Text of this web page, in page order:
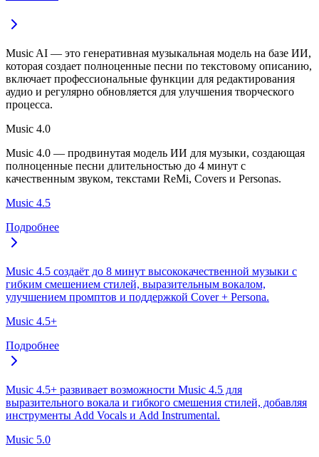
Music AI — это генеративная музыкальная модель на базе ИИ,
которая создает полноценные песни по текстовому описанию,
включает профессиональные функции для редактирования
аудио и регулярно обновляется для улучшения творческого
процесса.
Music 4.0
Music 4.0 — продвинутая модель ИИ для музыки, создающая
полноценные песни длительностью до 4 минут с
качественным звуком, текстами ReMi, Covers и Personas.
Music 4.5
Подробнее
Music 4.5 создаёт до 8 минут высококачественной музыки с
гибким смешением стилей, выразительным вокалом,
улучшением промптов и поддержкой Cover + Persona.
Music 4.5+
Подробнее
Music 4.5+ развивает возможности Music 4.5 для
выразительного вокала и гибкого смешения стилей, добавляя
инструменты Add Vocals и Add Instrumental.
Music 5.0